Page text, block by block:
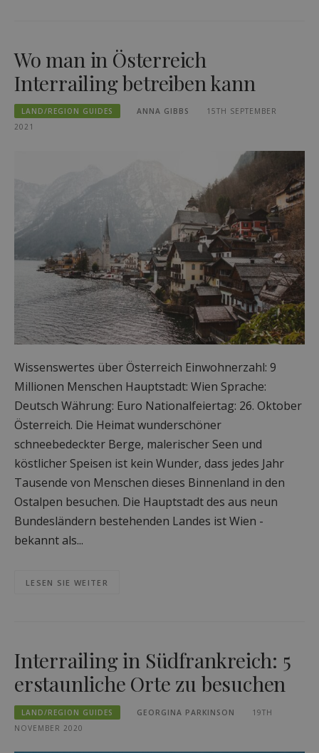
Wo man in Österreich
Interrailing betreiben kann
LAND/REGION GUIDES ANNA GIBBS
15TH SEPTEMBER
2021
Wissenswertes über Österreich Einwohnerzahl: 9
Millionen Menschen Hauptstadt: Wien Sprache:
Deutsch Währung: Euro Nationalfeiertag: 26. Oktober
Österreich. Die Heimat wunderschöner
schneebedeckter Berge, malerischer Seen und
köstlicher Speisen ist kein Wunder, dass jedes Jahr
Tausende von Menschen dieses Binnenland in den
Ostalpen besuchen. Die Hauptstadt des aus neun
Bundesländern bestehenden Landes ist Wien -
bekannt als...
LESEN SIE WEITER
Interrailing in Südfrankreich: 5
erstaunliche Orte zu besuchen
LAND/REGION GUIDES GEORGINA PARKINSON
19TH
NOVEMBER 2020